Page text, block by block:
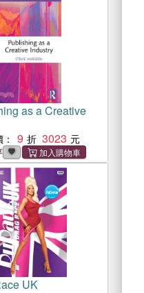
as a Creative
9 3023
UK